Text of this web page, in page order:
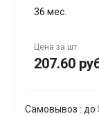
36 мес.
Цена за шт
207.60
Самовывоз : до